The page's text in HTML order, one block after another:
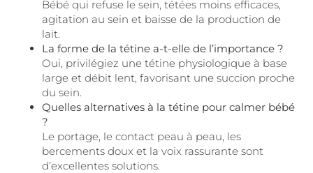
Bébé qui refuse le sein, tétées moins efficaces,
agitation au sein et baisse de la production de
lait.
La forme de la tétine a-t-elle de l’importance ?
Oui, privilégiez une tétine physiologique à base
large et débit lent, favorisant une succion proche
du sein.
Quelles alternatives à la tétine pour calmer bébé
?
Le portage, le contact peau à peau, les
bercements doux et la voix rassurante sont
d’excellentes solutions.